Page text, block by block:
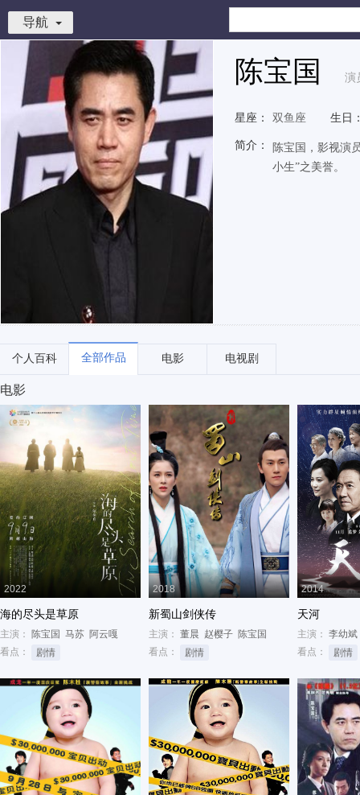
导航
陈宝国 演
星座： 双鱼座 生日
简介：
陈宝国，影视演
小生”之美誉。
个人百科 全部作品 电影 电视剧
电影
2022
海的尽头是草原
主演： 陈宝国 马苏 阿云嘎
看点：
剧情
2018
新蜀山剑侠传
主演： 董晨 赵樱子 陈宝国
看点：
剧情
2014
天河
主演： 李幼斌
看点：
剧情